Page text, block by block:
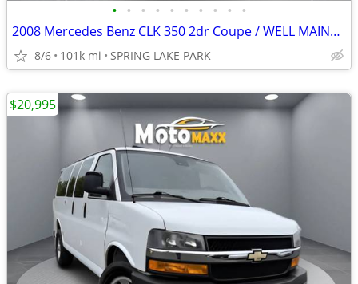
• • • • • • • • • •
2008 Mercedes Benz CLK 350 2dr Coupe / WELL MAINTAINED
8/6 101k mi SPRING LAKE PARK
$20,995